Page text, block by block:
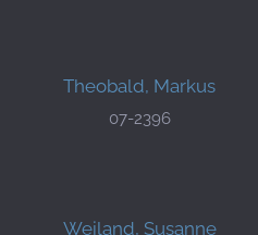
Theobald, Markus
07-2396
Weiland, Susanne